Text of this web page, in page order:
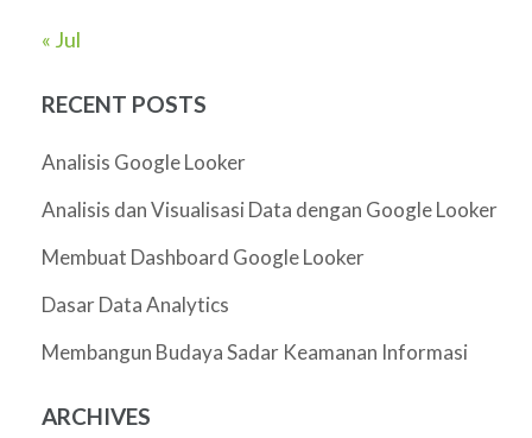
« Jul
RECENT POSTS
Analisis Google Looker
Analisis dan Visualisasi Data dengan Google Looker
Membuat Dashboard Google Looker
Dasar Data Analytics
Membangun Budaya Sadar Keamanan Informasi
ARCHIVES